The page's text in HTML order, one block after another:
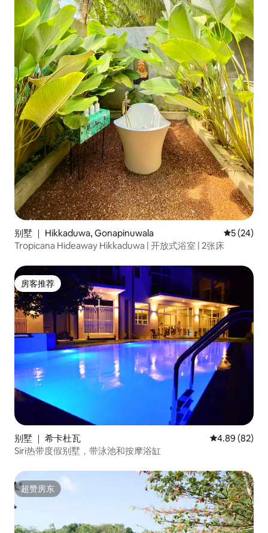
别墅 ｜ Hikkaduwa, Gonapinuwala 平均评分
5 (24)
Tropicana Hideaway Hikkaduwa | 开放式浴室 | 2张床
房客推荐
房客推荐
别墅 ｜ 希卡杜瓦 平均评分 4.89
4.89 (82)
Siri热带度假别墅，带泳池和按摩浴缸
超赞房东
超赞房东